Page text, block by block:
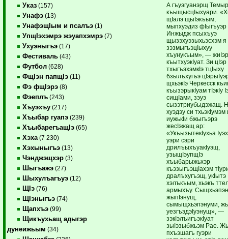
Указ (157)
Унафэ (13)
УнафэщIым и псалъэ (1)
УпщIэхэмрэ жэуапхэмрэ (7)
Ухуэныгъэ (17)
Фестиваль (43)
Футбол (628)
ФщIэн папщIэ (11)
Фэ фщIэрэ (8)
Фэеплъ (243)
Хъуэхъу (217)
Хъыбар гуапэ (239)
ХъыбарегъащIэ (65)
Хэха (7 230)
Хэхыныгъэ (13)
Чэнджэщхэр (3)
Шыгъажэ (27)
Шыхулъагъуэ (12)
ЩIэ (76)
ЩIэныгъэ (74)
Щапхъэ (99)
Щикъухьащ адыгэр
дунеижьым (34)
А гъуэгуанэрщ
къыщысцIыхуари.
щIалэ щыIэкъым,
мыпхуэдиз фIыгъуэр
Инжыдж псыхъуэ
щызэхуэзыхьэсхэм
зэзмыгъэцIыхуу
хъунукъым», —
къытхуэкIуат. Зи цIэр
тхыгъэхэмкIэ тцIыху
бзылъхугъэ
щхьэкIэ Черкесск
къызэрыкIуам тIэкIу
сищIами, зэуэ
сызэтриубыдэжащ.
хуэдэу си
иужькIи бжыгъэрэ
жесIэжащ ар:
«УкъызытекIухьа
уэри сэри
дрилъыхъуакIуэщ,
узыщIэупщIэ
хъыбарыжьхэр
къэзыгъэщIахэм
дралъхугъэщ, укIытэ
хэлъкъым, хьэкъ
армыхъу.
жыпIэнущ,
сымыщхьэпэнуми,
уезгъэдэIуэнущ», —
зэкIэлъигъэкIуат
зыIэзыбжьэм Рае.
пхъэшагъ гуэри